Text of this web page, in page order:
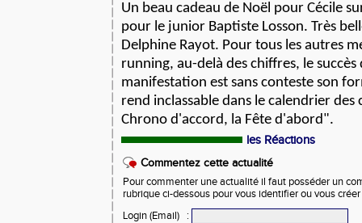
Un beau cadeau de Noël pour Cécile
pour le junior Baptiste Losson. Très
Delphine Rayot. Pour tous les autres
running, au-delà des chiffres, le
manifestation est sans conteste son
rend inclassable dans le calendrier des
Chrono d'accord, la Fête d'abord".
les Réactions
Commentez cette actualité
Pour commenter une actualité il faut posséder un
rubrique ci-dessous pour vous identifier ou vous
Login (Email)
: